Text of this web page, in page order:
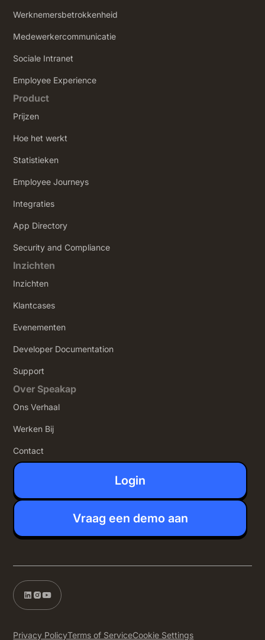
Werknemersbetrokkenheid
Medewerkercommunicatie
Sociale Intranet
‍Employee Experience
Product
Prijzen
Hoe het werkt
Statistieken
Employee Journeys
Integraties
App Directory
Security and Compliance
Inzichten
Inzichten
Klantcases
Evenementen
Developer Documentation
Support
Over Speakap
Ons Verhaal
Werken Bij
Contact
Login
Vraag een demo aan
Privacy PolicyTerms of ServiceCookie Settings